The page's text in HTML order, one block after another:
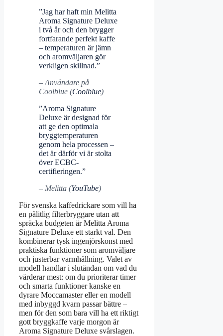
”Jag har haft min Melitta
Aroma Signature Deluxe
i två år och den brygger
fortfarande perfekt kaffe
– temperaturen är jämn
och aromväljaren gör
verkligen skillnad.”
– Användare på
Coolblue (Coolblue)
”Aroma Signature
Deluxe är designad för
att ge den optimala
bryggtemperaturen
genom hela processen –
det är därför vi är stolta
över ECBC-
certifieringen.”
– Melitta (YouTube)
För svenska kaffedrickare som vill ha
en pålitlig filterbryggare utan att
spräcka budgeten är Melitta Aroma
Signature Deluxe ett starkt val. Den
kombinerar tysk ingenjörskonst med
praktiska funktioner som aromväljare
och justerbar varmhållning. Valet av
modell handlar i slutändan om vad du
värderar mest: om du prioriterar timer
och smarta funktioner kanske en
dyrare Moccamaster eller en modell
med inbyggd kvarn passar bättre –
men för den som bara vill ha ett riktigt
gott bryggkaffe varje morgon är
Aroma Signature Deluxe svårslagen.